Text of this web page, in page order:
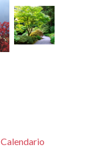
Calendario